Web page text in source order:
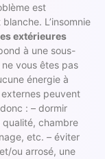
est
L’insomnie
extérieures
à une sous-
vous êtes pas
énergie à
peuvent
: – dormir
chambre
etc. – éviter
ou arrosé, une